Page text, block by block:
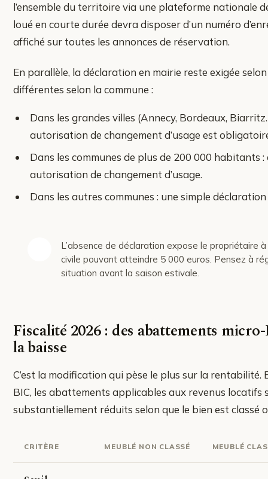
l’ensemble du territoire via une plateforme nationale
loué en courte durée devra disposer d’un numéro
affiché sur toutes les annonces de réservation.
En parallèle, la déclaration en mairie reste exigée
différentes selon la commune :
Dans les grandes villes (Annecy, Bordeaux,
autorisation de changement d’usage est
Dans les communes de plus de 200 000 habitants
autorisation de changement d’usage.
Dans les autres communes : une simple
L’absence de déclaration expose le propriétaire
civile pouvant atteindre 5 000 euros. Pensez à
situation avant la saison estivale.
Fiscalité 2026 : des abattements
la baisse
C’est la modification qui pèse le plus sur la rentabilité.
BIC, les abattements applicables aux revenus locatifs
substantiellement réduits selon que le bien est classé
CRITÈRE MEUBLÉ NON CLASSÉ MEUBLÉ